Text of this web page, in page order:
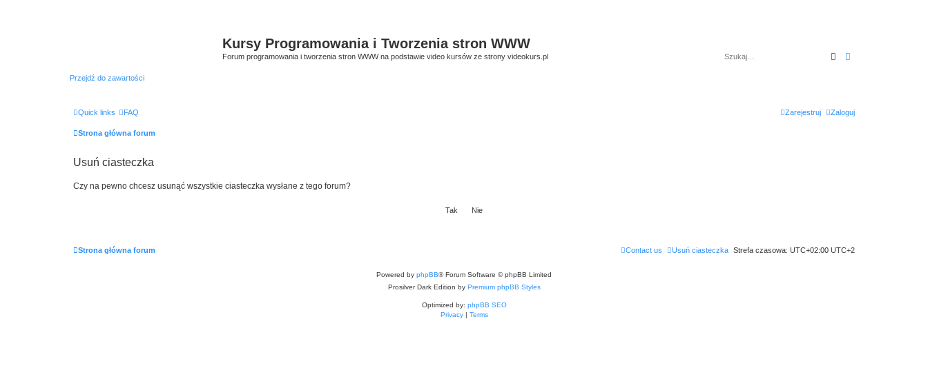
Kursy Programowania i Tworzenia stron WWW
Forum programowania i tworzenia stron WWW na podstawie video kursów ze strony videokurs.pl
Przejdź do zawartości
Szukaj
Quick links FAQ Zaloguj
Zarejestruj
Strona główna forum
Usuń ciasteczka
Czy na pewno chcesz usunąć wszystkie ciasteczka wysłane z tego forum?
Strona główna forum Strefa czasowa: UTC+02:00 UTC+2
Usuń ciasteczka
Contact us
Powered by phpBB® Forum Software © phpBB Limited
Prosilver Dark Edition by Premium phpBB Styles
Optimized by: phpBB SEO
Privacy | Terms